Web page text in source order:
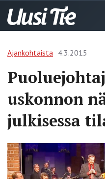
Ajankohtaista 4.3.2015
uskonnon
julkisessa